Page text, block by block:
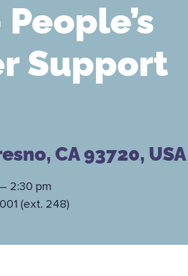
Support
CA 93720, USA
2:30 pm
(ext. 248)